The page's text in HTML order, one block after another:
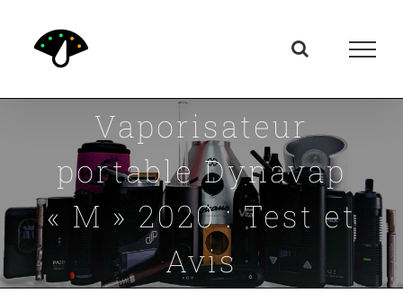
Vaporisateur
portable Dynavap
« M » 2020 : Test et
Avis